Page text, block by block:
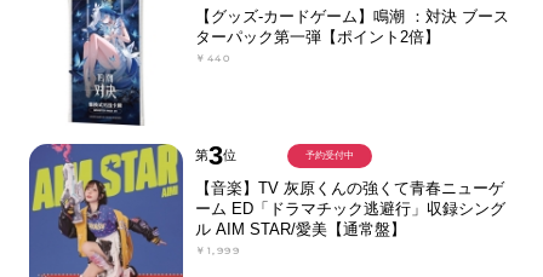
【グッズ-カードゲーム】鳴潮 ：対決 ブース
ターパック第一弾【ポイント2倍】
￥440
第3位
【音楽】TV 灰原くんの強くて青春ニューゲ
ーム ED「ドラマチック逃避行」収録シング
ル AIM STAR/愛美【通常盤】
￥1,999
予約受付中